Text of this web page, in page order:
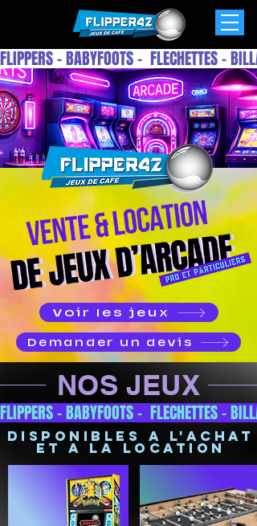
FLIPPERS - BABYFOOTS -  FLECHETTES -
Voir les jeux
Demander un devis
NOS JEUX
FLIPPERS - BABYFOOTS -  FLECHETTES -
disponibles a l'achat
et a la location